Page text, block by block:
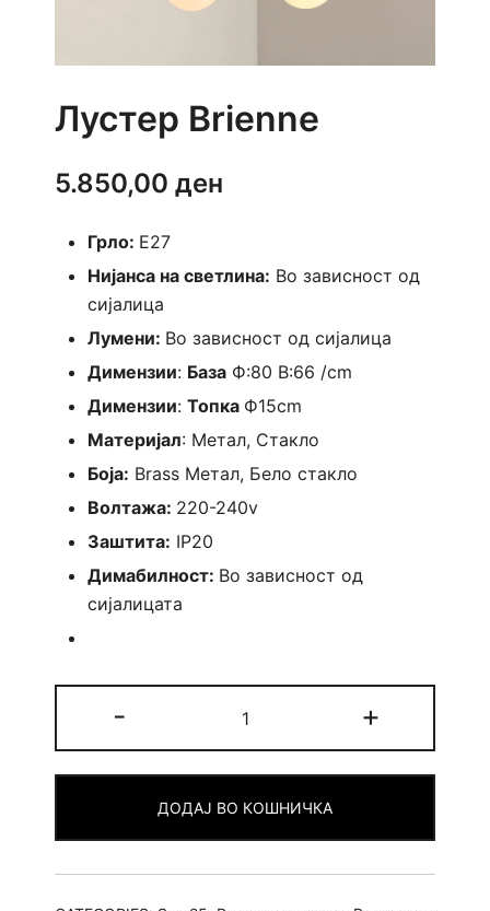
Лустер Brienne
5.850,00 ден
Грло: E27
Нијанса на светлина: Во зависност од
сијалица
Лумени: Во зависност од сијалица
Димензии: База Ф:80 В:66 /cm
Димензии: Топка Ф15cm
Материјал: Метал, Стакло
Боја: Brass Метал, Бело стакло
Волтажа: 220-240v
Заштита: IP20
Димабилност: Во зависност од
сијалицата
-
Brienne
quantity
+
ДОДАЈ ВО КОШНИЧКА